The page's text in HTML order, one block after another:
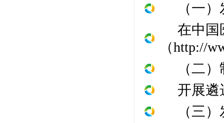
（一）
在中国
（http://
（二）
开展遴
（三）